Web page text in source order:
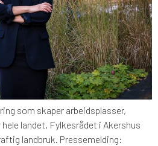
som skaper arbeidsplasser,
landet. Fylkesrådet i Akershus
landbruk. Pressemelding: